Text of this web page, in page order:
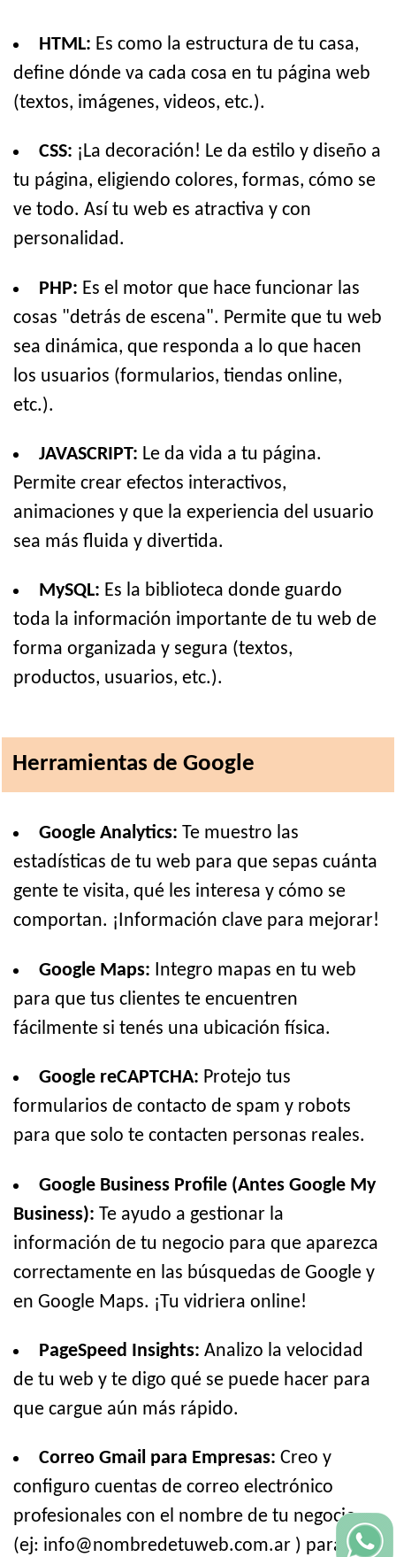
HTML: Es como la estructura de tu casa,
define dónde va cada cosa en tu página web
(textos, imágenes, videos, etc.).
CSS: ¡La decoración! Le da estilo y diseño a
tu página, eligiendo colores, formas, cómo se
ve todo. Así tu web es atractiva y con
personalidad.
PHP: Es el motor que hace funcionar las
cosas "detrás de escena". Permite que tu web
sea dinámica, que responda a lo que hacen
los usuarios (formularios, tiendas online,
etc.).
JAVASCRIPT: Le da vida a tu página.
Permite crear efectos interactivos,
animaciones y que la experiencia del usuario
sea más fluida y divertida.
MySQL: Es la biblioteca donde guardo
toda la información importante de tu web de
forma organizada y segura (textos,
productos, usuarios, etc.).
Herramientas de Google
Google Analytics: Te muestro las
estadísticas de tu web para que sepas cuánta
gente te visita, qué les interesa y cómo se
comportan. ¡Información clave para mejorar!
Google Maps: Integro mapas en tu web
para que tus clientes te encuentren
fácilmente si tenés una ubicación física.
Google reCAPTCHA: Protejo tus
formularios de contacto de spam y robots
para que solo te contacten personas reales.
Google Business Profile (Antes Google My
Business): Te ayudo a gestionar la
información de tu negocio para que aparezca
correctamente en las búsquedas de Google y
en Google Maps. ¡Tu vidriera online!
PageSpeed Insights: Analizo la velocidad
de tu web y te digo qué se puede hacer para
que cargue aún más rápido.
Correo Gmail para Empresas: Creo y
configuro cuentas de correo electrónico
profesionales con el nombre de tu negocio
(ej: info@nombredetuweb.com.ar ) para que